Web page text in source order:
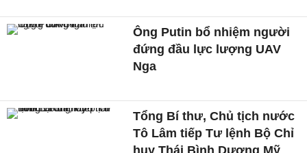
Ông Putin bổ nhiệm người
đứng đầu lực lượng UAV
Nga
Tổng Bí thư, Chủ tịch nước
Tô Lâm tiếp Tư lệnh Bộ Chỉ